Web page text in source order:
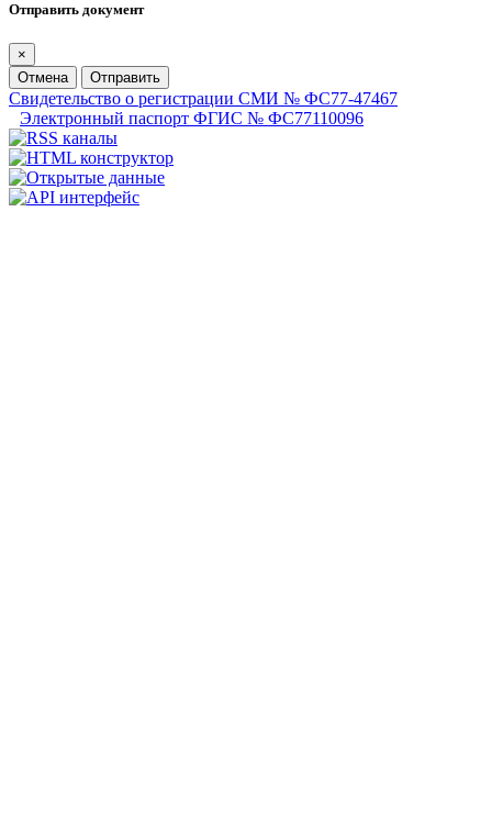
Отправить документ
×
Отмена
Отправить
Свидетельство о регистрации СМИ № ФС77-47467
Электронный паспорт ФГИС № ФС77110096